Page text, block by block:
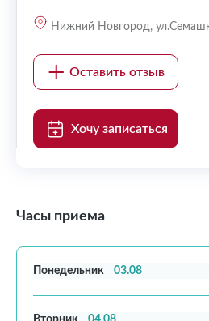
Нижний Новгород,
Оставить отзыв
Хочу записаться
Часы приема
Понедельник 03.08